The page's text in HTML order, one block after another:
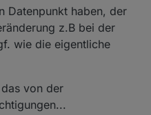
Datenpunkt haben, der
z.B bei der
wie die eigentliche
von der